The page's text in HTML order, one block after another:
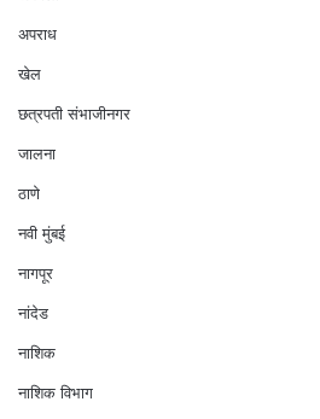
अपराध
खेल
छत्रपती संभाजीनगर
जालना
ठाणे
नवी मुंबई
नागपूर
नांदेड
नाशिक
नाशिक विभाग